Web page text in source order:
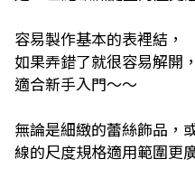
容易製作基本的表裡結，
如果弄錯了就很容易解開，
適合新手入門～～
無論是細緻的蕾絲飾品，
線的尺度規格適用範圍更